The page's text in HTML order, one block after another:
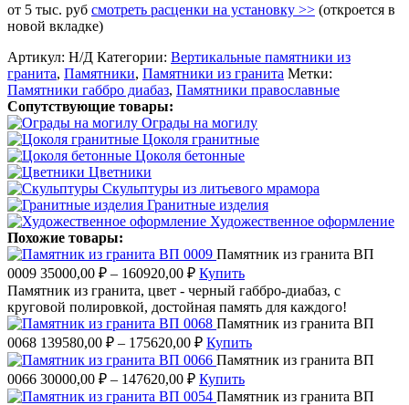
от 5 тыс. руб смотреть расценки на установку >> (откроется в
новой вкладке)
Артикул: Н/Д Категории: Вертикальные памятники из
гранита, Памятники, Памятники из гранита Метки:
Памятники габбро диабаз, Памятники православные
Сопутствующие товары:
Ограды на могилу
Цоколя гранитные
Цоколя бетонные
Цветники
Скульптуры из литьевого мрамора
Гранитные изделия
Художественное оформление
Похожие товары:
Памятник из гранита ВП
0009 35000,00 ₽ – 160920,00 ₽ Купить
Памятник из гранита, цвет - черный габбро-диабаз, с
круговой полировкой, достойная память для каждого!
Памятник из гранита ВП
0068 139580,00 ₽ – 175620,00 ₽ Купить
Памятник из гранита ВП
0066 30000,00 ₽ – 147620,00 ₽ Купить
Памятник из гранита ВП